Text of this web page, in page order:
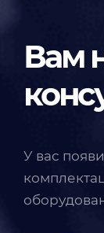
Вам
У вас